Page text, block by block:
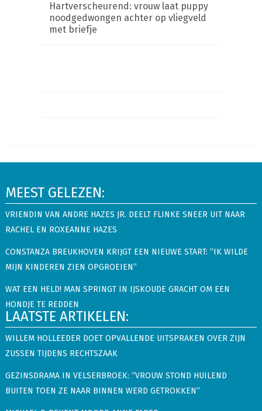
Hartverscheurend: vrouw laat puppy
noodgedwongen achter op vliegveld
met briefje
MEEST GELEZEN:
VRIENDIN VAN ANDRE HAZES JR. DEELT FLINKE SNEER UIT NAAR
RACHEL EN ROXEANNE HAZES
CONSTANZA BREUKHOVEN KRIJGT EEN NIEUWE START: “IK WILDE
MIJN KINDEREN ZIEN OPGROEIEN”
WAT EEN HELD! MAN SPRINGT IN IJSKOUDE GRACHT OM EEN
HONDJE TE REDDEN
LAATSTE ARTIKELEN:
WILLEM HOLLEEDER DOET OPVALLENDE UITSPRAKEN OVER ZIJN
ZUSSEN TIJDENS RECHTSZAAK
GEZINSDRAMA IN VELSERBROEK: “VROUW STOND HUILEND
BUITEN TOEN ZE NAAR BINNEN WERD GETROKKEN”